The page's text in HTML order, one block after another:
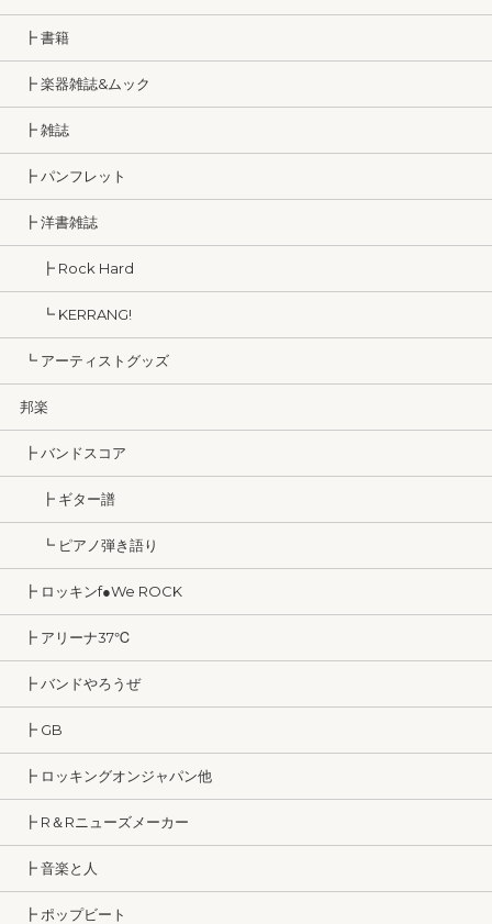
┣ 書籍
┣ 楽器雑誌&ムック
┣ 雑誌
┣ パンフレット
┣ 洋書雑誌
┣ Rock Hard
┗ KERRANG!
┗ アーティストグッズ
邦楽
┣ バンドスコア
┣ ギター譜
┗ ピアノ弾き語り
┣ ロッキンf●We ROCK
┣ アリーナ37℃
┣ バンドやろうぜ
┣ GB
┣ ロッキングオンジャパン他
┣ R＆Rニューズメーカー
┣ 音楽と人
┣ ポップビート